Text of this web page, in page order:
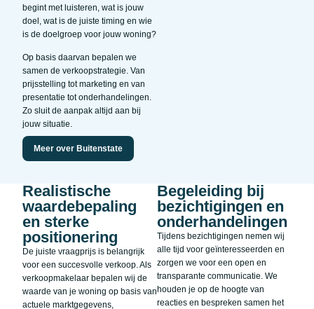
begint met luisteren, wat is jouw
doel, wat is de juiste timing en wie
is de doelgroep voor jouw woning?
Op basis daarvan bepalen we
samen de verkoopstrategie. Van
prijsstelling tot marketing en van
presentatie tot onderhandelingen.
Zo sluit de aanpak altijd aan bij
jouw situatie.
Meer over Buitenstate
Begeleiding bij
bezichtigingen en
onderhandelingen
Tijdens bezichtigingen nemen wij
alle tijd voor geïnteresseerden en
zorgen we voor een open en
transparante communicatie. We
houden je op de hoogte van
reacties en bespreken samen het
Realistische
waardebepaling
en sterke
positionering
De juiste vraagprijs is belangrijk
voor een succesvolle verkoop. Als
verkoopmakelaar bepalen wij de
waarde van je woning op basis van
actuele marktgegevens,